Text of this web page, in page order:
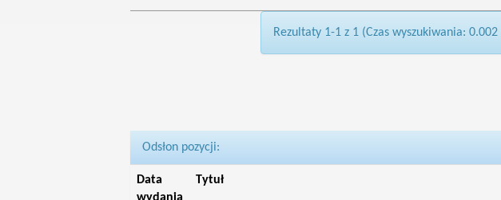
Rezultaty 1-1 z 1 (Czas wyszukiwania: 0.002
Odsłon pozycji:
Data
Tytuł